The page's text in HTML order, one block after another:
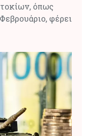
όπως
φέρει